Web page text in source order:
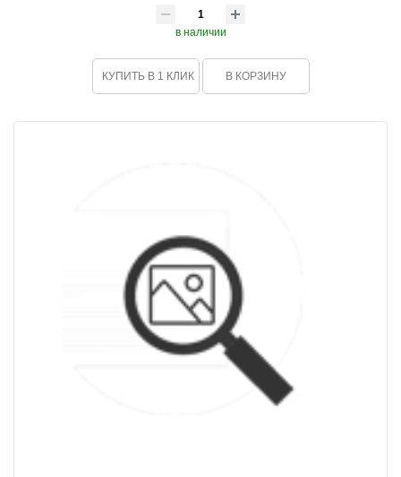
в наличии
КУПИТЬ В 1 КЛИК В КОРЗИНУ